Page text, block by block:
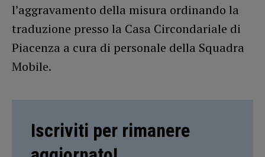
l’aggravamento della misura ordinando la
traduzione presso la Casa Circondariale di
Piacenza a cura di personale della Squadra
Mobile.
Iscriviti per rimanere